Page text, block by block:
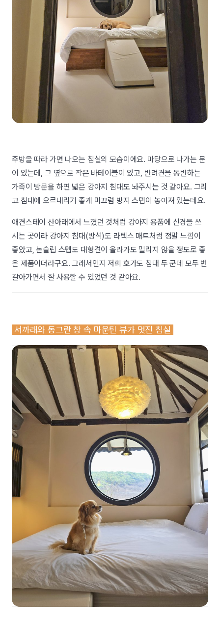
주방을 따라 가면 나오는 침실의 모습이에요. 마당으로 나가는 문
이 있는데, 그 옆으로 작은 바테이블이 있고, 반려견을 동반하는
가족이 방문을 하면 넓은 강아지 침대도 놔주시는 것 같아요. 그리
고 침대에 오르내리기 좋게 미끄럼 방지 스텝이 놓아져 있는데요.
애견스테이 산아래에서 느꼈던 것처럼 강아지 용품에 신경을 쓰
시는 곳이라 강아지 침대(방석)도 라텍스 매트처럼 정말 느낌이
좋았고, 논슬립 스텝도 대형견이 올라가도 밀리지 않을 정도로 좋
은 제품이더라구요. 그래서인지 저희 호가도 침대 두 군데 모두 번
갈아가면서 잘 사용할 수 있었던 것 같아요.
서까래와 동그란 창 속 마운틴 뷰가 멋진 침실